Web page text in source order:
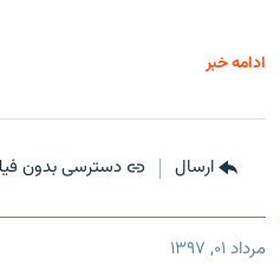
ادامه خبر
ارسال دسترسی بدون
مرداد ۰۱, ۱۳۹۷